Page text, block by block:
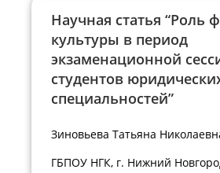
Научная статья “Роль
культуры в период
экзаменационной
студентов
специальностей”
Зиновьева Татьяна
ГБПОУ НГК, г. Нижний